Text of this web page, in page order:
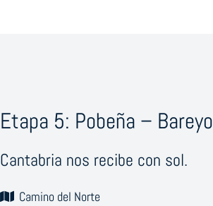
Etapa 5: Pobeña – Bareyo
Cantabria nos recibe con sol.
Camino del Norte